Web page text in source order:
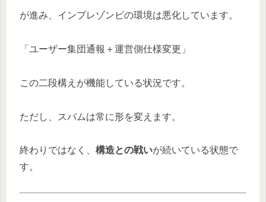
が進み、インプレゾンビの環境は悪化しています。
「ユーザー集団通報＋運営側仕様変更」
この二段構えが機能している状況です。
ただし、スパムは常に形を変えます。
終わりではなく、 構造との戦いが続いている状態で
す。